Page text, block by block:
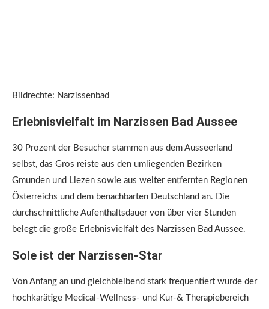
Bildrechte: Narzissenbad
Erlebnisvielfalt im Narzissen Bad Aussee
30 Prozent der Besucher stammen aus dem Ausseerland
selbst, das Gros reiste aus den umliegenden Bezirken
Gmunden und Liezen sowie aus weiter entfernten Regionen
Österreichs und dem benachbarten Deutschland an. Die
durchschnittliche Aufenthaltsdauer von über vier Stunden
belegt die große Erlebnisvielfalt des Narzissen Bad Aussee.
Sole ist der Narzissen-Star
Von Anfang an und gleichbleibend stark frequentiert wurde der
hochkarätige Medical-Wellness- und Kur-& Therapiebereich